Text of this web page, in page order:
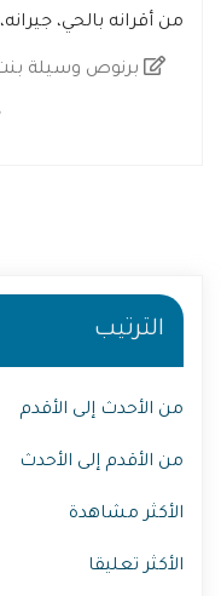
من أقرانه بالحي،
برنوص وسيلة
الترتيب
من الأحدث إلى الأقدم
من الأقدم إلى الأحدث
الأكثر مشاهدة
الأكثر تعليقا